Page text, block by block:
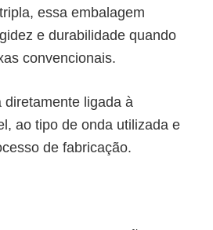
essa embalagem
e durabilidade quando
convencionais.
diretamente ligada à
ao tipo de onda utilizada e
de fabricação.